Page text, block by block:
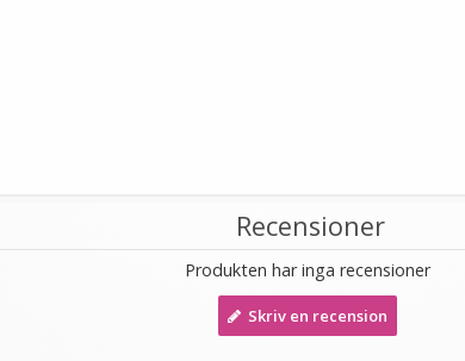
Recensioner
Produkten har inga recensioner
Skriv en recension